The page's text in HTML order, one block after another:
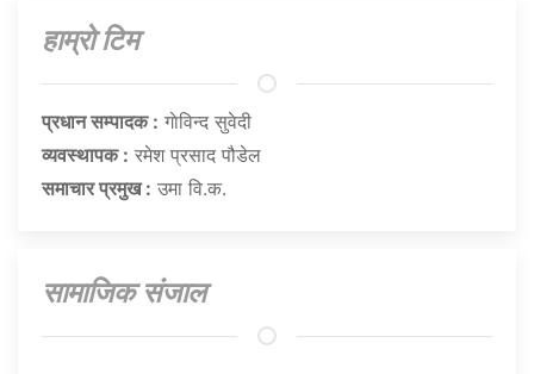
हाम्राे टिम
प्रधान सम्पादक : गाेविन्द सुवेदी
व्यवस्थापक : रमेश प्रसाद पौडेल
समाचार प्रमुख : उमा वि.क.
सामाजिक संजाल